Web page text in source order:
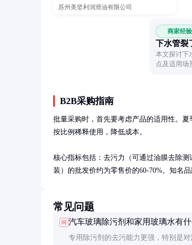
苏州美坚利润滑油有限公司
商家经验
下水管裂
本文探讨下
点及适用场
B2B采购指南
批量采购时，首先要考虑产品的适用性。
按比例稀释使用，降低成本。
核心指标包括：去污力（可通过油膜去除
装）的批发价约为零售价的60-70%。知名
常见问题
问 汽车玻璃除污剂和家用玻璃水有什
专用除污剂的去污能力更强，特别是